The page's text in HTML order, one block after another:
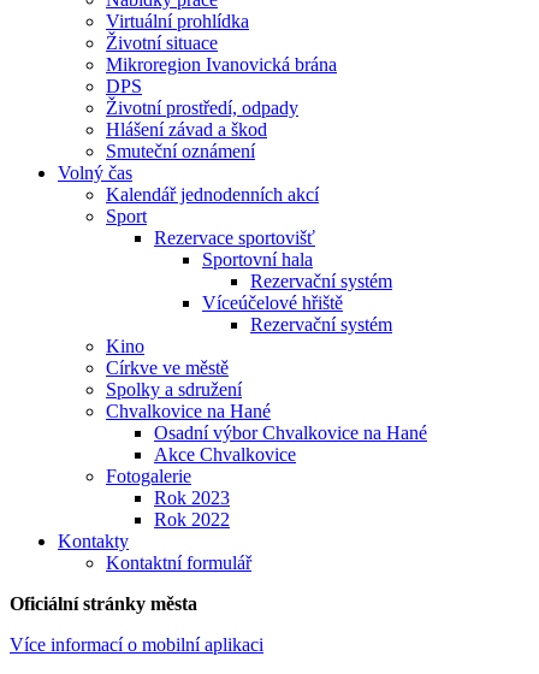
Virtuální prohlídka
Životní situace
Mikroregion Ivanovická brána
DPS
Životní prostředí, odpady
Hlášení závad a škod
Smuteční oznámení
Volný čas
Kalendář jednodenních akcí
Sport
Rezervace sportovišť
Sportovní hala
Rezervační systém
Víceúčelové hřiště
Rezervační systém
Kino
Církve ve městě
Spolky a sdružení
Chvalkovice na Hané
Osadní výbor Chvalkovice na Hané
Akce Chvalkovice
Fotogalerie
Rok 2023
Rok 2022
Kontakty
Kontaktní formulář
Oficiální stránky města
Více informací o mobilní aplikaci